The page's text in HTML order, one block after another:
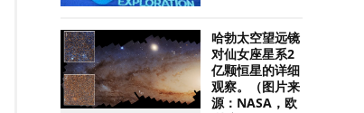
哈勃太空望远镜
对仙女座星系2
亿颗恒星的详细
观察。（图片来
源：NASA，欧